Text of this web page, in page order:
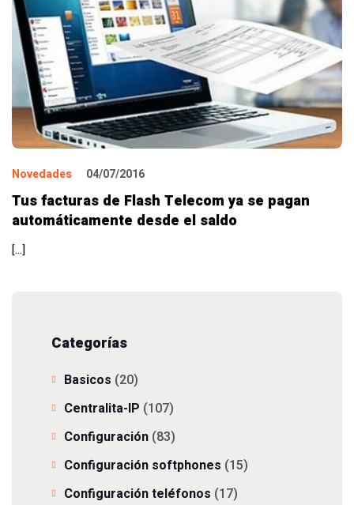
Novedades 04/07/2016
Tus facturas de Flash Telecom ya se pagan
automáticamente desde el saldo
[…]
Categorías
Basicos (20)
Centralita-IP (107)
Configuración (83)
Configuración softphones (15)
Configuración teléfonos (17)